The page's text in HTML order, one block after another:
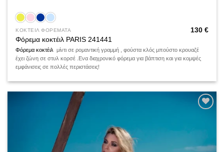
ΚΟΚΤΕΙΛ ΦΟΡΕΜΑΤΑ
Φόρεμα κοκτέιλ PARIS 241441
130 €
Φόρεμα κοκτέιλ μίντι σε ρομαντική γραμμή , φούστα κλός μπούστο κρουαζέ
έχει ζώνη σε στυλ κορσέ .Ενα διαχρονικό φόρεμα για βάπτιση και για κομψές
εμφάνισεις σε πολλές περιστάσεις!